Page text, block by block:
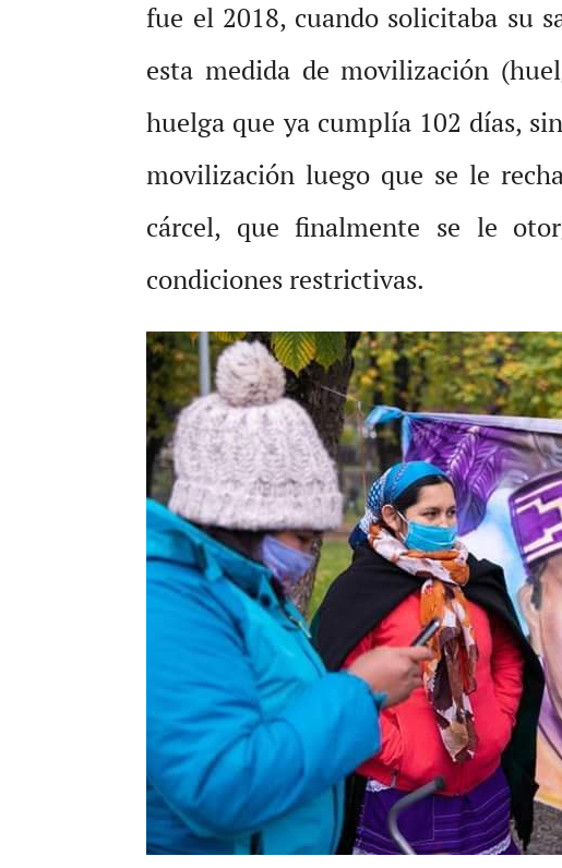
fue el 2018, cuando solicitaba su
esta medida de movilización
huelga que ya cumplía 102 días,
movilización luego que se le
cárcel, que finalmente se le
condiciones restrictivas.